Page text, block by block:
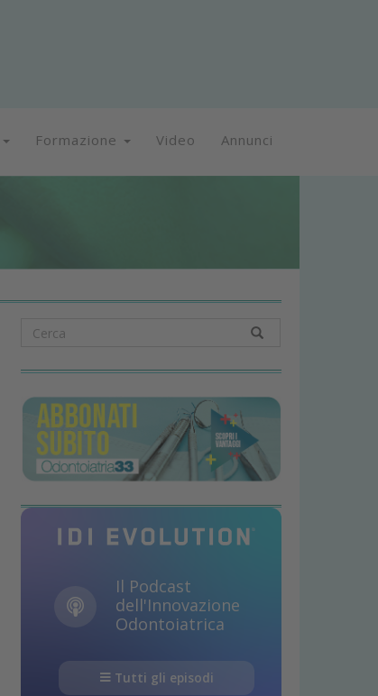
Formazione Video Annunci
Il Podcast
dell'Innovazione
Odontoiatrica
Tutti gli episodi